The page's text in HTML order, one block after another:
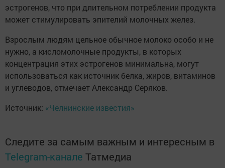
эстрогенов, что при длительном потреблении продукта
может стимулировать эпителий молочных желез.
Взрослым людям цельное обычное молоко особо и не
нужно, а кисломолочные продукты, в которых
концентрация этих эстрогенов минимальна, могут
использоваться как источник белка, жиров, витаминов
и углеводов, отмечает Александр Серяков.
Источник: «Челнинские известия»
Следите за самым важным и интересным в
Telegram-канале Татмедиа